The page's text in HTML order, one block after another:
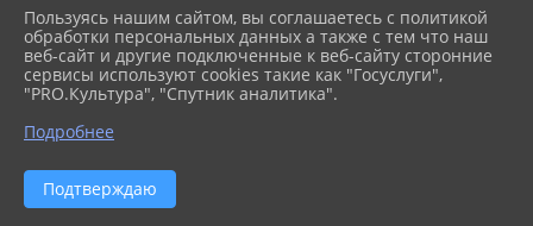
ФАЙЛЫ
Паспорт и акт доступности для
инвалидов_compressed (1).pdf (7.6 MiB)
Пользуясь нашим сайтом, вы соглашаетесь с политикой
обработки персональных данных а также с тем что наш
веб-сайт и другие подключенные к веб-сайту сторонние
сервисы используют cookies такие как "Госуслуги",
"PRO.Культура", "Спутник аналитика".
Подробнее
Подтверждаю